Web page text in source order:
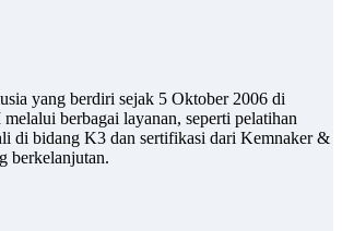
yang berdiri sejak 5 Oktober 2006 di
berbagai layanan, seperti pelatihan
di bidang K3 dan sertifikasi dari Kemnaker &
berkelanjutan.